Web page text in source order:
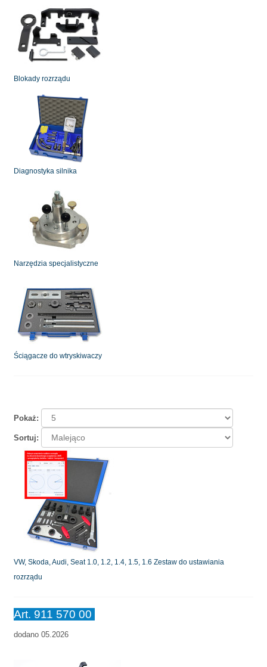
Blokady rozrządu
Diagnostyka silnika
Narzędzia specjalistyczne
Ściągacze do wtryskiwaczy
Pokaż:
Sortuj:
VW, Skoda, Audi, Seat 1.0, 1.2, 1.4, 1.5, 1.6 Zestaw do ustawiania
rozrządu
Art. 911 570 00
dodano 05.2026